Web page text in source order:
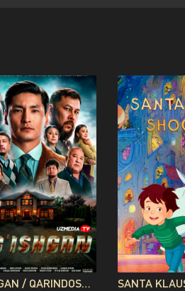
TUG'ISHGAN / QARINDOSH / QONDOSH / OG'AYNI QOZOG'ISTON FILMI UZBEK TILIDA O'ZBEKCHA 2026 TARJIMA KINO FULL HD TAS-IX SKACHAT